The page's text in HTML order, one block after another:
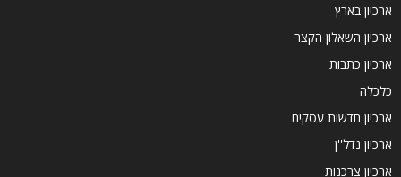
ארכיון בארץ
ארכיון השאלון הקצר
ארכיון כתבות
כלכלה
ארכיון חדשות עסקים
ארכיון נדל''ן
ארכיון צרכנות